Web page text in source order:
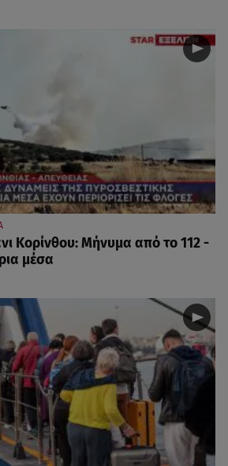
Κορίνθου: Μήνυμα από το 112 -
μέσα